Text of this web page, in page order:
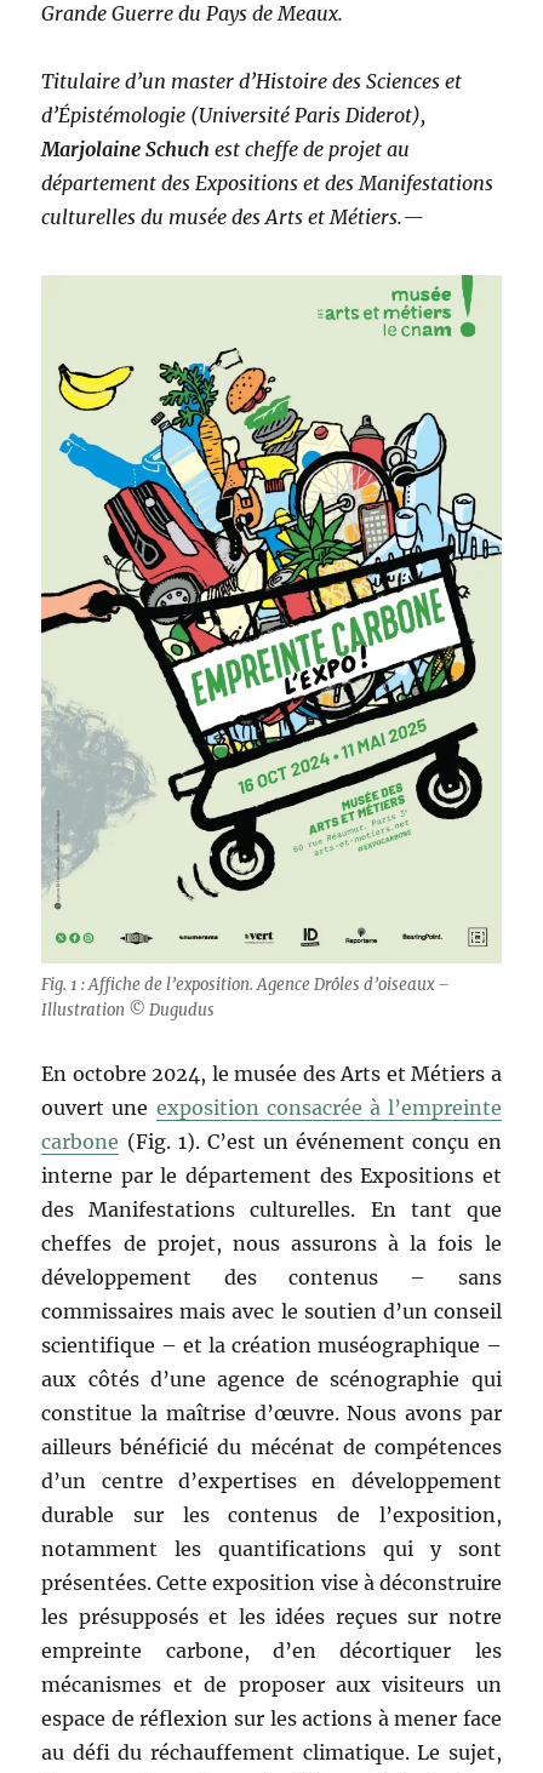
Grande Guerre du Pays de Meaux.
Titulaire d’un master d’Histoire des Sciences et
d’Épistémologie (Université Paris Diderot),
Marjolaine Schuch est cheffe de projet au
département des Expositions et des Manifestations
culturelles du musée des Arts et Métiers.—
Fig. 1 : Affiche de l’exposition. Agence Drôles d’oiseaux –
Illustration © Dugudus
En octobre 2024, le musée des Arts et Métiers a
ouvert une exposition consacrée à l’empreinte
carbone (Fig. 1). C’est un événement conçu en
interne par le département des Expositions et
des Manifestations culturelles. En tant que
cheffes de projet, nous assurons à la fois le
développement des contenus – sans
commissaires mais avec le soutien d’un conseil
scientifique – et la création muséographique –
aux côtés d’une agence de scénographie qui
constitue la maîtrise d’œuvre. Nous avons par
ailleurs bénéficié du mécénat de compétences
d’un centre d’expertises en développement
durable sur les contenus de l’exposition,
notamment les quantifications qui y sont
présentées. Cette exposition vise à déconstruire
les présupposés et les idées reçues sur notre
empreinte carbone, d’en décortiquer les
mécanismes et de proposer aux visiteurs un
espace de réflexion sur les actions à mener face
au défi du réchauffement climatique. Le sujet,